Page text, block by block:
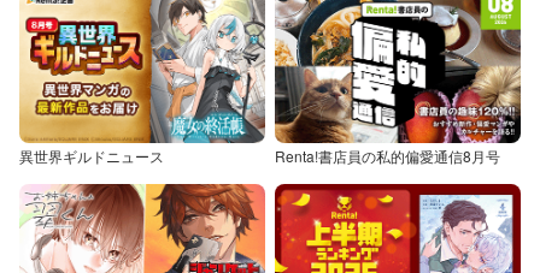
異世界ギルドニュース Renta!書店員の私的偏愛通信8月号